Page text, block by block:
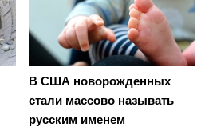
В США новорожденных
стали массово называть
русским именем